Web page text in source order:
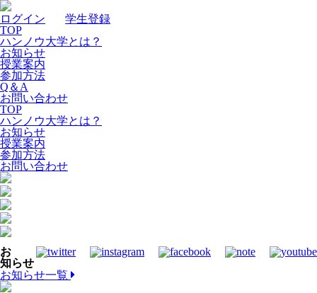
ログイン
学生登録
TOP
ハンノウ大学とは？
お知らせ
授業案内
参加方法
Q＆A
お問い合わせ
TOP
ハンノウ大学とは？
お知らせ
授業案内
参加方法
お問い合わせ
お
知らせ
お知らせ一覧